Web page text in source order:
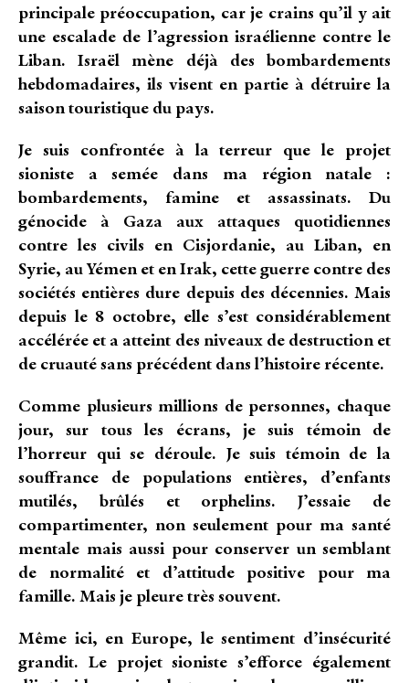
principale préoccupation, car je crains qu’il y ait
une escalade de l’agression israélienne contre le
Liban. Israël mène déjà des bombardements
hebdomadaires, ils visent en partie à détruire la
saison touristique du pays.
Je suis confrontée à la terreur que le projet
sioniste a semée dans ma région natale :
bombardements, famine et assassinats. Du
génocide à Gaza aux attaques quotidiennes
contre les civils en Cisjordanie, au Liban, en
Syrie, au Yémen et en Irak, cette guerre contre des
sociétés entières dure depuis des décennies. Mais
depuis le 8 octobre, elle s’est considérablement
accélérée et a atteint des niveaux de destruction et
de cruauté sans précédent dans l’histoire récente.
Comme plusieurs millions de personnes, chaque
jour, sur tous les écrans, je suis témoin de
l’horreur qui se déroule. Je suis témoin de la
souffrance de populations entières, d’enfants
mutilés, brûlés et orphelins. J’essaie de
compartimenter, non seulement pour ma santé
mentale mais aussi pour conserver un semblant
de normalité et d’attitude positive pour ma
famille. Mais je pleure très souvent.
Même ici, en Europe, le sentiment d’insécurité
grandit. Le projet sioniste s’efforce également